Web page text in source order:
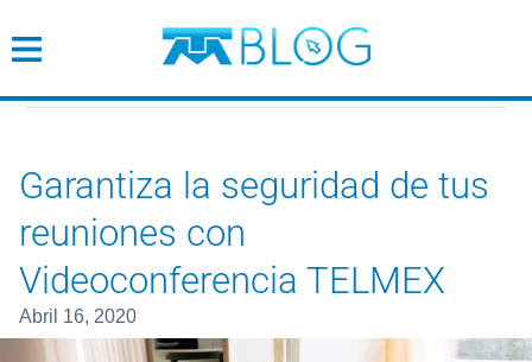
Tendencias
Emprendimiento
Empresarial
Garantiza la seguridad de tus
Garantiza la seguridad de tus
reuniones con
Videoconferencia TELMEX
abril 16, 2020